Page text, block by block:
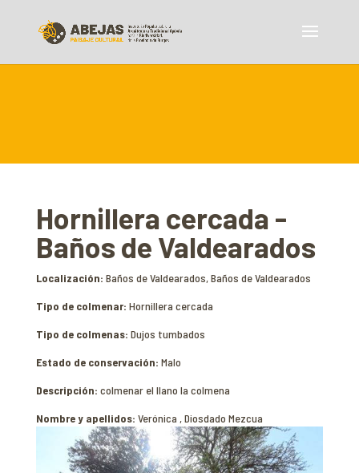
Hornillera cercada -
Baños de Valdearados
Localización: Baños de Valdearados, Baños de Valdearados
Tipo de colmenar: Hornillera cercada
Tipo de colmenas: Dujos tumbados
Estado de conservación: Malo
Descripción: colmenar el llano la colmena
Nombre y apellidos: Verónica , Diosdado Mezcua